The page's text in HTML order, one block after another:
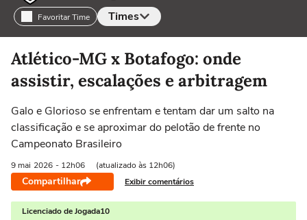
Favoritar Time Times
Selecione o time para ver as notícias
Atlético-MG x Botafogo: onde
assistir, escalações e arbitragem
Galo e Glorioso se enfrentam e tentam dar um salto na
classificação e se aproximar do pelotão de frente no
Campeonato Brasileiro
9 mai 2026 - 12h06 (atualizado às 12h06)
Compartilhar Exibir comentários
Licenciado de Jogada10